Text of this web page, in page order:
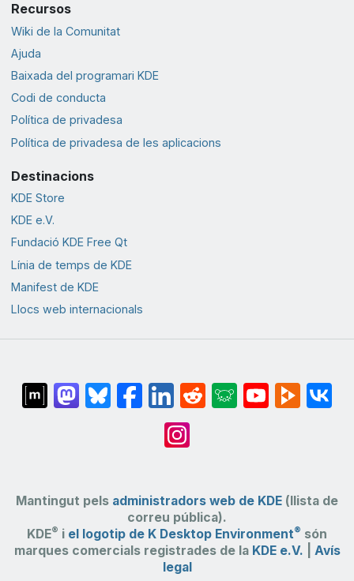
Recursos
Wiki de la Comunitat
Ajuda
Baixada del programari KDE
Codi de conducta
Política de privadesa
Política de privadesa de les aplicacions
Destinacions
KDE Store
KDE e.V.
Fundació KDE Free Qt
Línia de temps de KDE
Manifest de KDE
Llocs web internacionals
Mantingut pels administradors web de KDE (llista de
correu pública).
KDE® i el logotip de K Desktop Environment® són
marques comercials registrades de la KDE e.V.
Avís
legal